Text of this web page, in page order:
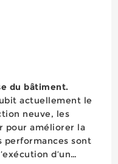
du bâtiment.
actuellement le
neuve, les
pour améliorer la
sont
d’un